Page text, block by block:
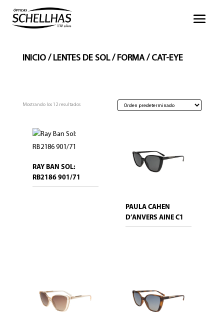
INICIO/ LENTES DE SOL/ FORMA/ CAT-EYE
Mostrando los 12 resultados
RAY BAN SOL:
RB2186 901/71
PAULA CAHEN
D’ANVERS AINE C1